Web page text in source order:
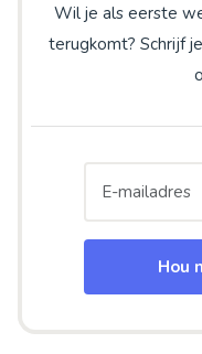
Wil je als eerste
terugkomt? Schrijf
Hou